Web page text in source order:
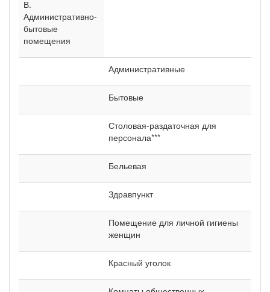
В.
Административно-
бытовые
помещения
Административные
Бытовые
Столовая-раздаточная для
персонала***
Бельевая
Здравпункт
Помещение для личной гигиены
женщин
Красный уголок